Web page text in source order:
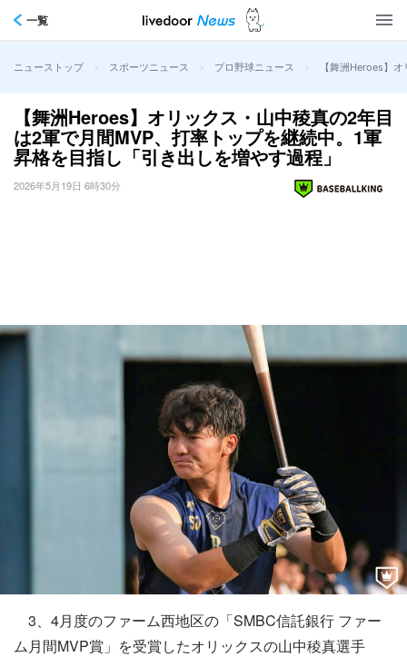
一覧
ニューストップ > スポーツニュース > プロ野球ニュース > 【舞洲Heroes】
【舞洲Heroes】オリックス・山中稜真の2年目
は2軍で月間MVP、打率トップを継続中。1軍
昇格を目指し「引き出しを増やす過程」
2026年5月19日 6時30分
3、4月度のファーム西地区の「SMBC信託銀行 ファー
ム月間MVP賞」を受賞したオリックスの山中稜真選手